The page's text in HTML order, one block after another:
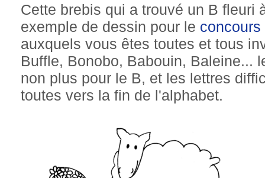
Cette brebis qui a trouvé un B fleuri
exemple de dessin pour le
auxquels vous êtes toutes et tous
Buffle, Bonobo, Babouin, Baleine...
non plus pour le B, et les lettres
toutes vers la fin de l'alphabet.